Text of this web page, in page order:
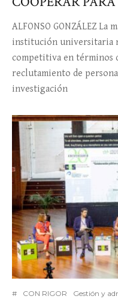
ALFONSO GONZÁLEZ La
institución universitaria
competitiva en términos
reclutamiento de
investigación
# CON RIGOR Gestión y